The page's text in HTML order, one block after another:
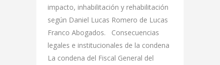
impacto, inhabilitación y rehabilitación
según Daniel Lucas Romero de Lucas
Franco Abogados. Consecuencias
legales e institucionales de la condena
La condena del Fiscal General del